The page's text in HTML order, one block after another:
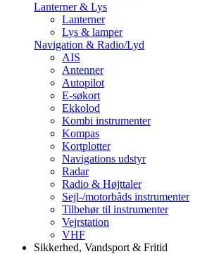
Lanterner & Lys
Lanterner
Lys & lamper
Navigation & Radio/Lyd
AIS
Antenner
Autopilot
E-søkort
Ekkolod
Kombi instrumenter
Kompas
Kortplotter
Navigations udstyr
Radar
Radio & Højttaler
Sejl-/motorbåds instrumenter
Tilbehør til instrumenter
Vejrstation
VHF
Sikkerhed, Vandsport & Fritid